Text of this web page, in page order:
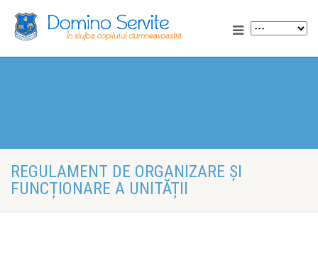
REGULAMENT DE ORGANIZARE ȘI
FUNCȚIONARE A UNITĂȚII